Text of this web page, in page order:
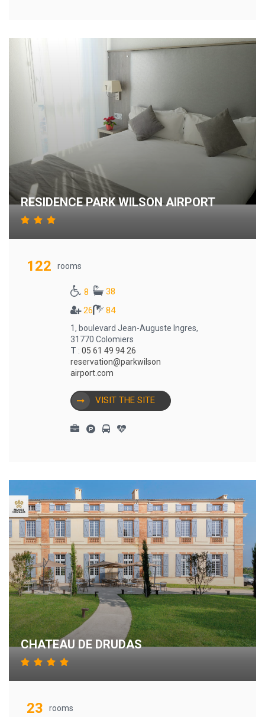
RESIDENCE PARK WILSON AIRPORT
122 rooms
8
38
26
84
1, boulevard Jean-Auguste Ingres,
31770 Colomiers
T : 05 61 49 94 26
reservation@parkwilson
airport.com
VISIT THE SITE
CHATEAU DE DRUDAS
23 rooms